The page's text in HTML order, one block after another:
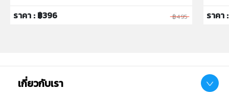
ราคา : ฿396 ฿495 ราคา
เกี่ยวกับเรา